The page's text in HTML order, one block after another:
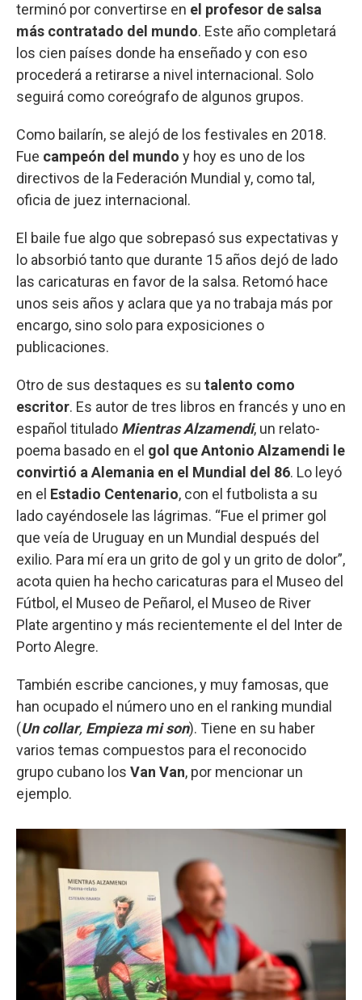
terminó por convertirse en el profesor de salsa
más contratado del mundo. Este año completará
los cien países donde ha enseñado y con eso
procederá a retirarse a nivel internacional. Solo
seguirá como coreógrafo de algunos grupos.
Como bailarín, se alejó de los festivales en 2018.
Fue campeón del mundo y hoy es uno de los
directivos de la Federación Mundial y, como tal,
oficia de juez internacional.
El baile fue algo que sobrepasó sus expectativas y
lo absorbió tanto que durante 15 años dejó de lado
las caricaturas en favor de la salsa. Retomó hace
unos seis años y aclara que ya no trabaja más por
encargo, sino solo para exposiciones o
publicaciones.
Otro de sus destaques es su talento como
escritor. Es autor de tres libros en francés y uno en
español titulado Mientras Alzamendi, un relato-
poema basado en el gol que Antonio Alzamendi le
convirtió a Alemania en el Mundial del 86. Lo leyó
en el Estadio Centenario, con el futbolista a su
lado cayéndosele las lágrimas. “Fue el primer gol
que veía de Uruguay en un Mundial después del
exilio. Para mí era un grito de gol y un grito de dolor”,
acota quien ha hecho caricaturas para el Museo del
Fútbol, el Museo de Peñarol, el Museo de River
Plate argentino y más recientemente el del Inter de
Porto Alegre.
También escribe canciones, y muy famosas, que
han ocupado el número uno en el ranking mundial
(Un collar, Empieza mi son). Tiene en su haber
varios temas compuestos para el reconocido
grupo cubano los Van Van, por mencionar un
ejemplo.